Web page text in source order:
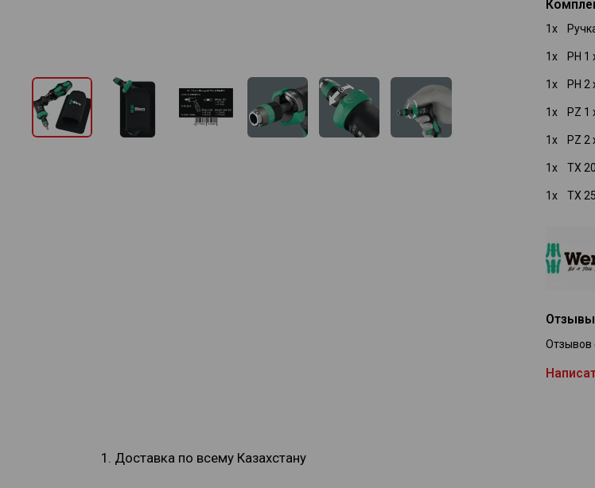
В
Набор
1x
1x PH 1
1x PH 2
1x PZ 1
1x PZ 2
1x TX
1x TX
Отзывы
Отзывов
1. Доставка по всему Казахстану